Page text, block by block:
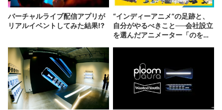
バーチャルライブ配信アプリが
リアルイベントしてみた結果!?
“インディーアニメ“の足跡と、
自分がやるべきこと──会社設立
を選んだアニメーター「のを